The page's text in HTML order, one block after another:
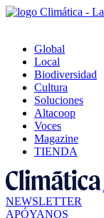
Global
Local
Biodiversidad
Cultura
Soluciones
Altacoop
Voces
Magazine
TIENDA
NEWSLETTER
APÓYANOS